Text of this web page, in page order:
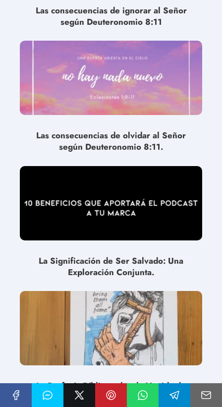
Las consecuencias de ignorar al Señor
según Deuteronomio 8:11
Las consecuencias de olvidar al Señor
según Deuteronomio 8:11.
La Significación de Ser Salvado: Una
Exploración Conjunta.
La Profecía Bíblica sobre la Venida de
Jesús